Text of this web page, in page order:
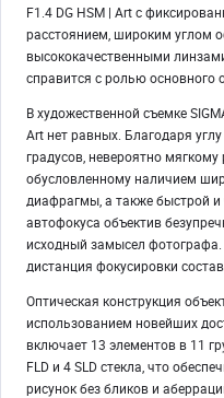
F1.4 DG HSM | Art c
расстоянием, широким углом
высококачественными
справится с ролью основного
В художественной съемке
Art нет равных. Благодаря
градусов, невероятно
обусловленному наличием
диафрагмы, а также быстрой и
автофокуса объектив
исходный замысел
дистанция фокусировки
Оптическая конструкция
использованием новейших
включает 13 элементов в 11
FLD и 4 SLD стекла, что
рисунок без бликов и